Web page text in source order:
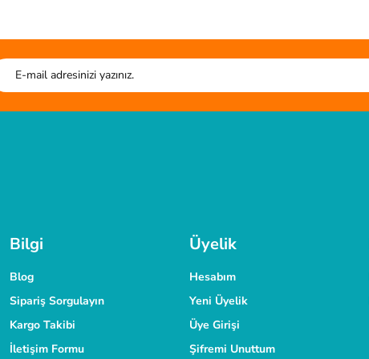
kesim tahtası sistem çantası harika.
HIZLI GÖNDERİ
Bilgi
Blog
Sipariş Sorgulayın
Kargo Takibi
İletişim Formu
Üyelik
Hesabım
Yeni Üyelik
Üye Girişi
Şifremi Unuttum